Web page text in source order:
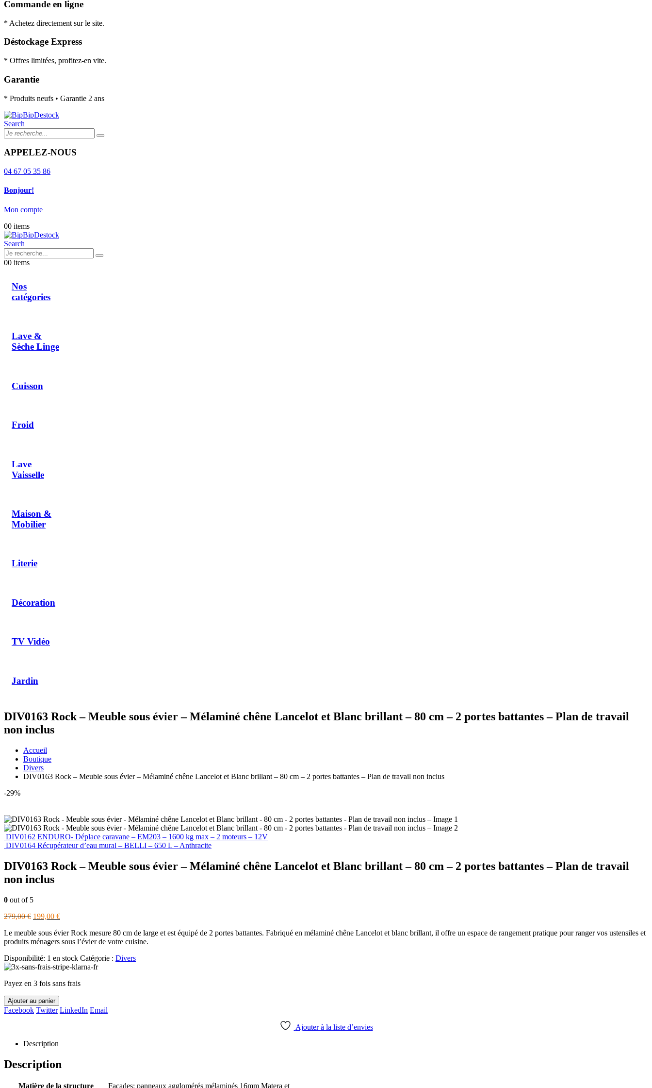
Commande en ligne
* Achetez directement sur le site.
Déstockage Express
* Offres limitées, profitez-en vite.
Garantie
* Produits neufs • Garantie 2 ans
Search
APPELEZ-NOUS
04 67 05 35 86
Bonjour!
Mon compte
00 items
Search
00 items
Nos
catégories
Lave &
Sèche Linge
Cuisson
Froid
Lave
Vaisselle
Maison &
Mobilier
Literie
Décoration
TV Vidéo
Jardin
DIV0163 Rock – Meuble sous évier – Mélaminé chêne Lancelot et Blanc brillant – 80 cm – 2 portes battantes – Plan de travail
non inclus
Accueil
Boutique
Divers
DIV0163 Rock – Meuble sous évier – Mélaminé chêne Lancelot et Blanc brillant – 80 cm – 2 portes battantes – Plan de travail non inclus
-29%
DIV0162 ENDURO- Déplace caravane – EM203 – 1600 kg max – 2 moteurs – 12V
DIV0164 Récupérateur d’eau mural – BELLI – 650 L – Anthracite
DIV0163 Rock – Meuble sous évier – Mélaminé chêne Lancelot et Blanc brillant – 80 cm – 2 portes battantes – Plan de travail
non inclus
0 out of 5
279,00€ Le
initial
était :
199,00 €Le
actuel
est :
Le meuble sous évier Rock mesure 80 cm de large et est équipé de 2 portes battantes. Fabriqué en mélaminé chêne Lancelot et blanc brillant, il offre un espace de rangement pratique pour ranger vos ustensiles et
produits ménagers sous l’évier de votre cuisine.
Disponibilité: 1 en stock Catégorie : Divers
Payez en 3 fois sans frais
Ajouter au panier
Facebook Twitter LinkedIn Email
Ajouter à la liste d’envies
Description
Description
Matière de la structure
Façades: panneaux agglomérés mélaminés 16mm Matera et